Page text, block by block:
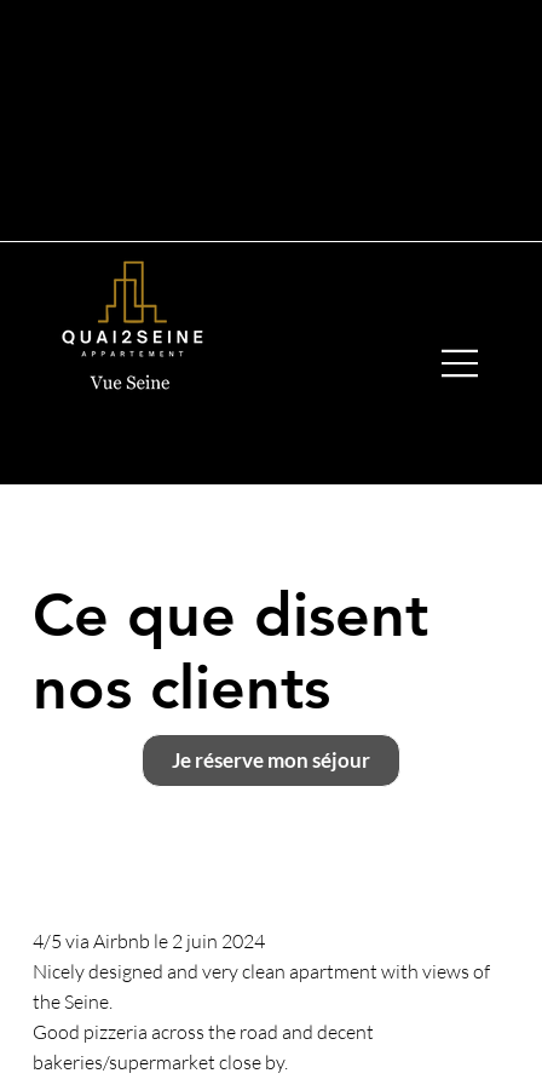
4/5 via Airbnb le 2 juin 2024
Nicely designed and very clean apartment with views of
the Seine.
Good pizzeria across the road and decent
bakeries/supermarket close by.
Ce que disent
nos clients
Je réserve mon séjour